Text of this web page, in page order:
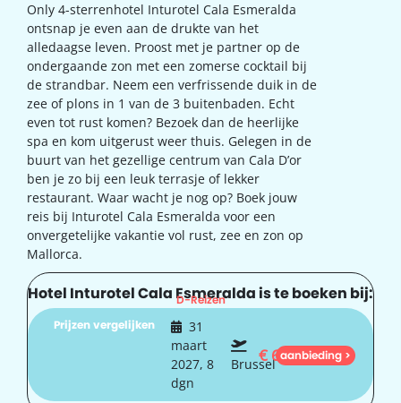
Only 4-sterrenhotel Inturotel Cala Esmeralda
ontsnap je even aan de drukte van het
alledaagse leven. Proost met je partner op de
ondergaande zon met een zomerse cocktail bij
de strandbar. Neem een verfrissende duik in de
zee of plons in 1 van de 3 buitenbaden. Echt
even tot rust komen? Bezoek dan de heerlijke
spa en kom uitgerust weer thuis. Gelegen in de
buurt van het gezellige centrum van Cala D’or
ben je zo bij een leuk terrasje of lekker
restaurant. Waar wacht je nog op? Boek jouw
reis bij Inturotel Cala Esmeralda voor een
onvergetelijke vakantie vol rust, zee en zon op
Mallorca.
Hotel Inturotel Cala Esmeralda is te boeken bij:
D-Reizen
Prijzen vergelijken
31
maart
2027, 8
dgn
Brussel
€629
aanbieding >